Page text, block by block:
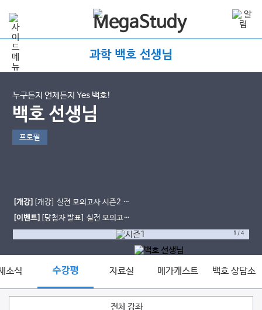
과학 백호 선생님
누구든지 언제든지 Yes 백호!
백호 선생님
프로필
[개강] [개강] 실전 모의고사 시즌2 개
강&교재 입고
[이벤트] [당첨자 발표] 실전 모의고사
열공 다짐 이벤트
1 /4
소식 수강평 자료실 메가캐스트 백호 상담소
전체 강좌